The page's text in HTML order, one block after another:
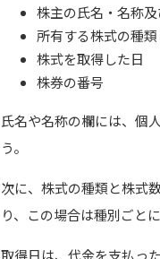
株主の氏名・名称
所有する株式の種
株式を取得した日
株券の番号
氏名や名称の欄には、個
う。
次に、株式の種類と株式
り、この場合は種別ごと
取得日は、代金を支払っ